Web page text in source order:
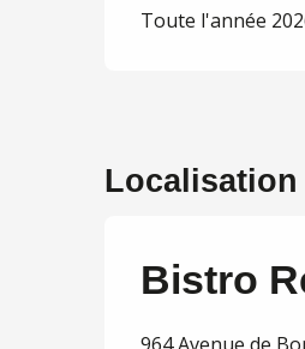
Toute l'année
Localisation
Bistro